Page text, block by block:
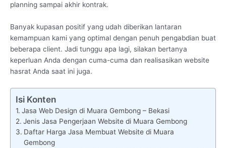
planning sampai akhir kontrak.
Banyak kupasan positif yang udah diberikan lantaran
kemampuan kami yang optimal dengan penuh pengabdian buat
beberapa client. Jadi tunggu apa lagi, silakan bertanya
keperluan Anda dengan cuma-cuma dan realisasikan website
hasrat Anda saat ini juga.
Isi Konten
Jasa Web Design di Muara Gembong – Bekasi
Jenis Jasa Pengerjaan Website di Muara Gembong
Daftar Harga Jasa Membuat Website di Muara
Gembong